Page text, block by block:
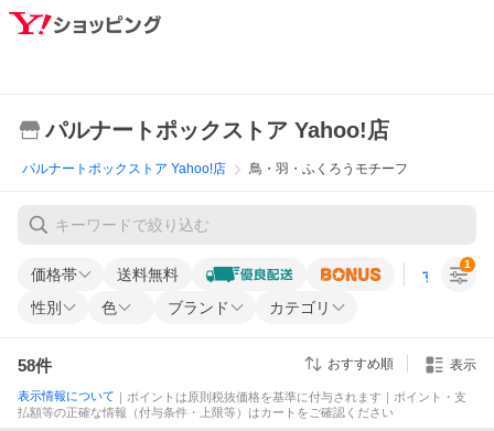
パルナートポックストア Yahoo!店
パルナートポックストア Yahoo!店 鳥・羽・ふくろうモチーフ
価格帯 送料無料 すべての条
性別 色 ブランド カテゴリ
1
58件 おすすめ順 表示
表示情報について ｜ポイントは原則税抜価格を基準に付与されます｜ポイント・支
払額等の正確な情報（付与条件・上限等）はカートをご確認ください